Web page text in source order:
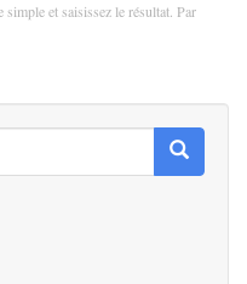
et saisissez le résultat. Par